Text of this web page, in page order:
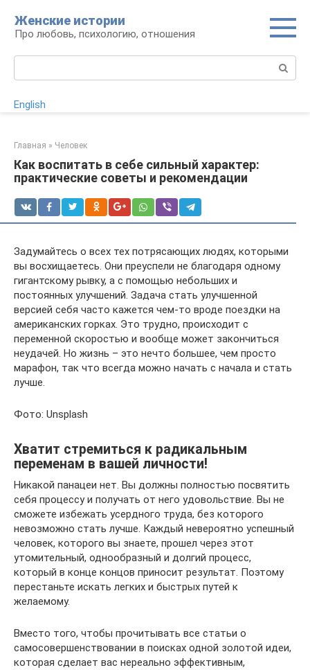
контенту
Женские истории
Про любовь, психологию, отношения
English
Главная » Человек
Как воспитать в себе сильный характер:
практические советы и рекомендации
Задумайтесь о всех тех потрясающих людях, которыми
вы восхищаетесь. Они преуспели не благодаря одному
гигантскому рывку, а с помощью небольших и
постоянных улучшений. Задача стать улучшенной
версией себя часто кажется чем-то вроде поездки на
американских горках. Это трудно, происходит с
переменной скоростью и вообще может закончиться
неудачей. Но жизнь – это нечто большее, чем просто
марафон, так что всегда можно начать с начала и стать
лучше.
Фото: Unsplash
Хватит стремиться к радикальным
переменам в вашей личности!
Никакой панацеи нет. Вы должны полностью посвятить
себя процессу и получать от него удовольствие. Вы не
сможете избежать усердного труда, без которого
невозможно стать лучше. Каждый невероятно успешный
человек, которого вы знаете, прошел через этот
утомительный, однообразный и долгий процесс,
который в конце концов приносит результат. Поэтому
перестаньте искать легких и быстрых путей к
желаемому.
Вместо того, чтобы прочитывать все статьи о
самосовершенствовании в поисках одной золотой идеи,
которая сделает вас нереально эффективным,